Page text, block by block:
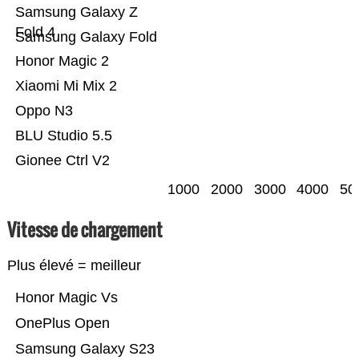
Gionee Ctrl V2
BLU Studio 5.5
Oppo N3
Xiaomi Mi Mix 2
Honor Magic 2
Samsung Galaxy Fold
Samsung Galaxy Z
Fold 4
1000 2000 3000 4000
Vitesse de chargement
Plus élevé = meilleur
Samsung Galaxy S23
OnePlus Open
Honor Magic Vs